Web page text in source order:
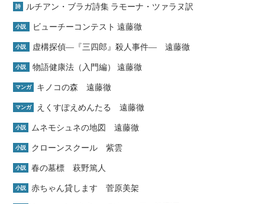
詩 ルチアン・ブラガ詩集 ラモーナ・ツァラヌ訳
小説 ビューチーコンテスト 遠藤徹
小説 虚構探偵―『三四郎』殺人事件― 遠藤徹
小説 物語健康法（入門編） 遠藤徹
マンガ キノコの森 遠藤徹
マンガ えくすぽえめんたる 遠藤徹
小説 ムネモシュネの地図 遠藤徹
小説 クローンスクール 紫雲
小説 春の墓標 萩野篤人
小説 赤ちゃん貸します 菅原美架